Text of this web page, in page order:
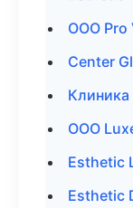
ООО Pro
Center
ООО
Esthetic
Esthetic